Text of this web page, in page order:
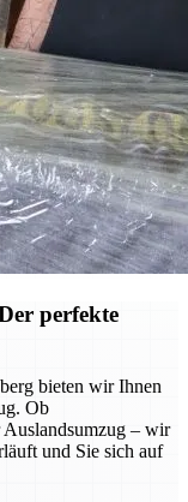
perfekte
bieten wir Ihnen
Ob
Auslandsumzug – wir
und Sie sich auf